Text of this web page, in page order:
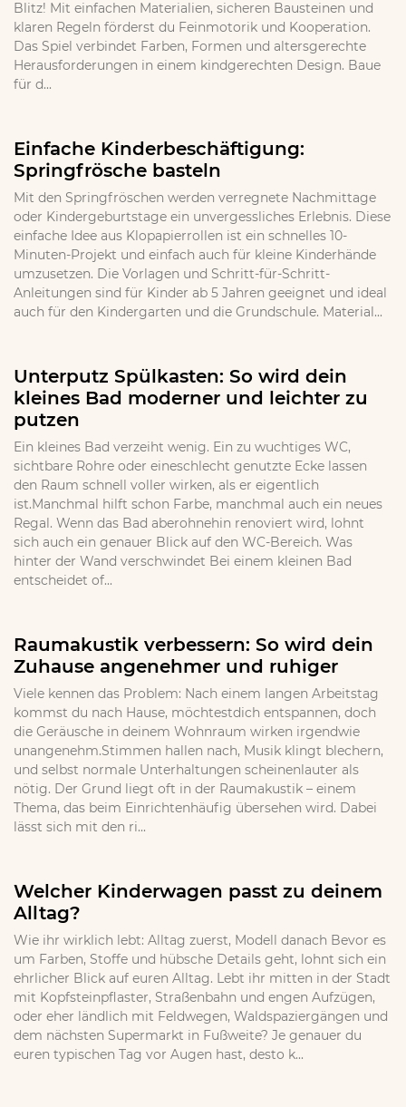
Blitz! Mit einfachen Materialien, sicheren Bausteinen und
klaren Regeln förderst du Feinmotorik und Kooperation.
Das Spiel verbindet Farben, Formen und altersgerechte
Herausforderungen in einem kindgerechten Design. Baue
für d...
Einfache Kinderbeschäftigung:
Springfrösche basteln
Mit den Springfröschen werden verregnete Nachmittage
oder Kindergeburtstage ein unvergessliches Erlebnis. Diese
einfache Idee aus Klopapierrollen ist ein schnelles 10-
Minuten-Projekt und einfach auch für kleine Kinderhände
umzusetzen. Die Vorlagen und Schritt-für-Schritt-
Anleitungen sind für Kinder ab 5 Jahren geeignet und ideal
auch für den Kindergarten und die Grundschule. Material...
Unterputz Spülkasten: So wird dein
kleines Bad moderner und leichter zu
putzen
Ein kleines Bad verzeiht wenig. Ein zu wuchtiges WC,
sichtbare Rohre oder eineschlecht genutzte Ecke lassen
den Raum schnell voller wirken, als er eigentlich
ist.Manchmal hilft schon Farbe, manchmal auch ein neues
Regal. Wenn das Bad aberohnehin renoviert wird, lohnt
sich auch ein genauer Blick auf den WC-Bereich. Was
hinter der Wand verschwindet Bei einem kleinen Bad
entscheidet of...
Raumakustik verbessern: So wird dein
Zuhause angenehmer und ruhiger
Viele kennen das Problem: Nach einem langen Arbeitstag
kommst du nach Hause, möchtestdich entspannen, doch
die Geräusche in deinem Wohnraum wirken irgendwie
unangenehm.Stimmen hallen nach, Musik klingt blechern,
und selbst normale Unterhaltungen scheinenlauter als
nötig. Der Grund liegt oft in der Raumakustik – einem
Thema, das beim Einrichtenhäufig übersehen wird. Dabei
lässt sich mit den ri...
Welcher Kinderwagen passt zu deinem
Alltag?
Wie ihr wirklich lebt: Alltag zuerst, Modell danach Bevor es
um Farben, Stoffe und hübsche Details geht, lohnt sich ein
ehrlicher Blick auf euren Alltag. Lebt ihr mitten in der Stadt
mit Kopfsteinpflaster, Straßenbahn und engen Aufzügen,
oder eher ländlich mit Feldwegen, Waldspaziergängen und
dem nächsten Supermarkt in Fußweite? Je genauer du
euren typischen Tag vor Augen hast, desto k...